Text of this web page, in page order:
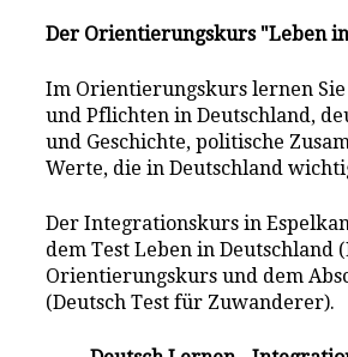
Der Orientierungskurs "Leben
Im Orientierungskurs lernen Sie
und Pflichten in Deutschland,
und Geschichte, politische
Werte, die in Deutschland
Der Integrationskurs in
dem Test Leben in Deutschland
Orientierungskurs und dem
(Deutsch Test für Zuwanderer).